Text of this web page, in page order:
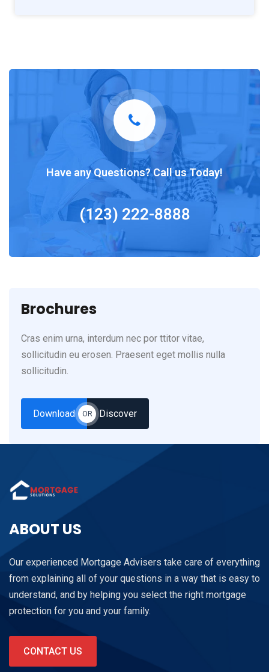
Have any Questions? Call us Today!
(123) 222-8888
Brochures
Cras enim urna, interdum nec por ttitor vitae,
sollicitudin eu erosen. Praesent eget mollis nulla
sollicitudin.
Download OR Discover
ABOUT US
Our experienced Mortgage Advisers take care of everything
from explaining all of your questions in a way that is easy to
understand, and by helping you select the right mortgage
protection for you and your family.
CONTACT US